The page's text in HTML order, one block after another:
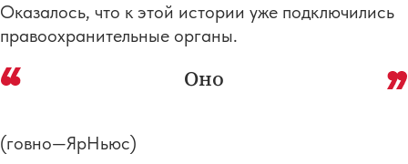
Оказалось, что к этой истории уже подключились
правоохранительные органы.
Оно
(говно—ЯрНьюс)